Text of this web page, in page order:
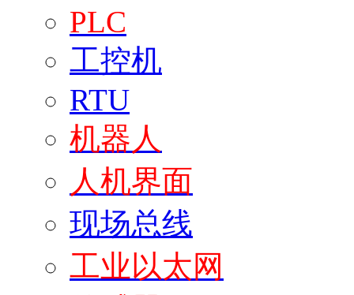
PLC
工控机
RTU
机器人
人机界面
现场总线
工业以太网